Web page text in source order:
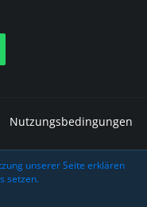
Nutzungsbedingungen
unserer Seite erklären
setzen.